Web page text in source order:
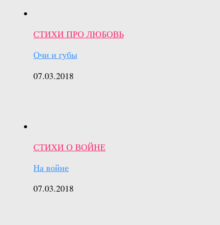
СТИХИ ПРО ЛЮБОВЬ
Очи и губы
07.03.2018
СТИХИ О ВОЙНЕ
На войне
07.03.2018